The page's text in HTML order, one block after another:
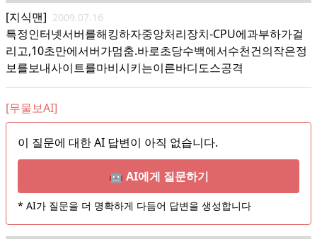
[지식맨] 2009.07.16
특정인터넷서버를해킹하자중앙처리장치-CPU에과부하가걸
리고,10초만에서버가멈춤.바로초당수백에서수천건의작은정
보를보내사이트를마비시키는이른바디도스공격
[무물보AI]
이 질문에 대한 AI 답변이 아직 없습니다.
🤖 AI에게 질문하기
* AI가 질문을 더 명확하게 다듬어 답변을 생성합니다